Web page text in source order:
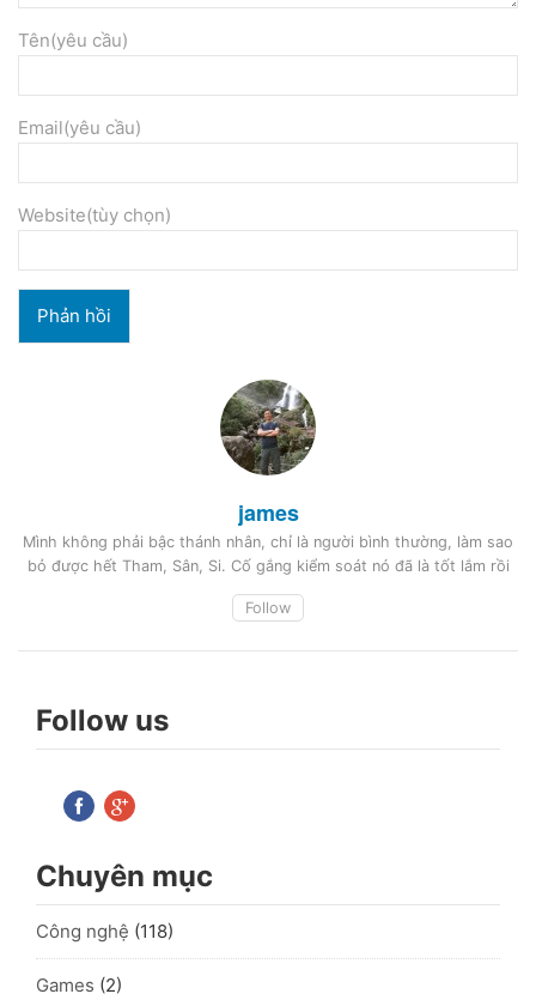
Tên(yêu cầu)
Email(yêu cầu)
Website(tùy chọn)
james
Mình không phải bậc thánh nhân, chỉ là người bình thường, làm sao
bỏ được hết Tham, Sân, Si. Cố gắng kiểm soát nó đã là tốt lắm rồi
Follow
Follow us
Chuyên mục
Công nghệ (118)
Games (2)